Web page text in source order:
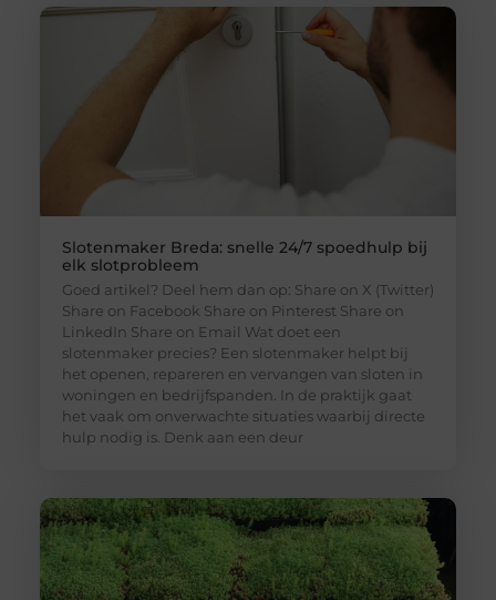
Slotenmaker Breda: snelle 24/7 spoedhulp bij
elk slotprobleem
Goed artikel? Deel hem dan op: Share on X (Twitter)
Share on Facebook Share on Pinterest Share on
LinkedIn Share on Email Wat doet een
slotenmaker precies? Een slotenmaker helpt bij
het openen, repareren en vervangen van sloten in
woningen en bedrijfspanden. In de praktijk gaat
het vaak om onverwachte situaties waarbij directe
hulp nodig is. Denk aan een deur